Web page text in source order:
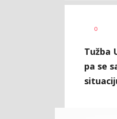
AUTOR
0
Tužba
pa se